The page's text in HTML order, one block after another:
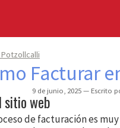
Facturar
9 de junio, 2025 Escrito
sitio web
de facturación es